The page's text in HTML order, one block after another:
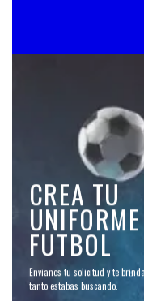
CREA TU
FUTBOL
Envianos tu solicitud y te
tanto estabas buscando.